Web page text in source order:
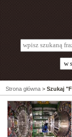
Strona główna > Szukaj